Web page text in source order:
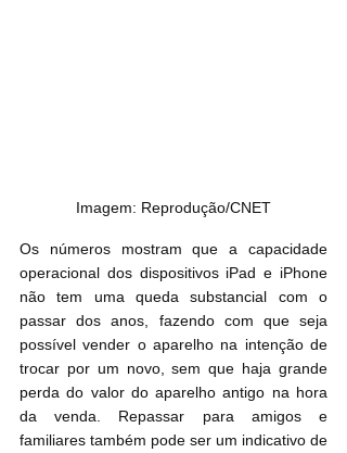
Imagem: Reprodução/CNET
Os números mostram que a capacidade
operacional dos dispositivos iPad e iPhone
não tem uma queda substancial com o
passar dos anos, fazendo com que seja
possível vender o aparelho na intenção de
trocar por um novo, sem que haja grande
perda do valor do aparelho antigo na hora
da venda. Repassar para amigos e
familiares também pode ser um indicativo de